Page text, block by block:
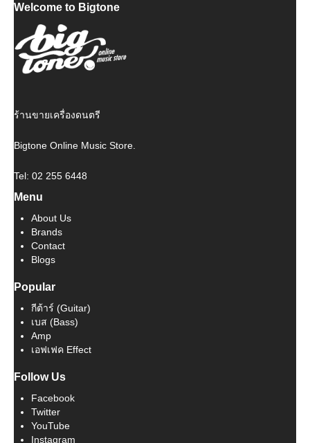
was:
is:
Welcome to Bigtone
ร้านขายเครื่องดนตรี
Bigtone Online Music Store.
Tel: 02 255 6448
Menu
About Us
Brands
Contact
Blogs
Popular
กีต้าร์ (Guitar)
เบส (Bass)
Amp
เอฟเฟค Effect
Follow Us
Facebook
Twitter
YouTube
Instagram